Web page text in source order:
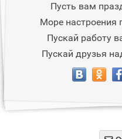
Пусть вам
Море настроения
Пускай работу
Пускай друзья